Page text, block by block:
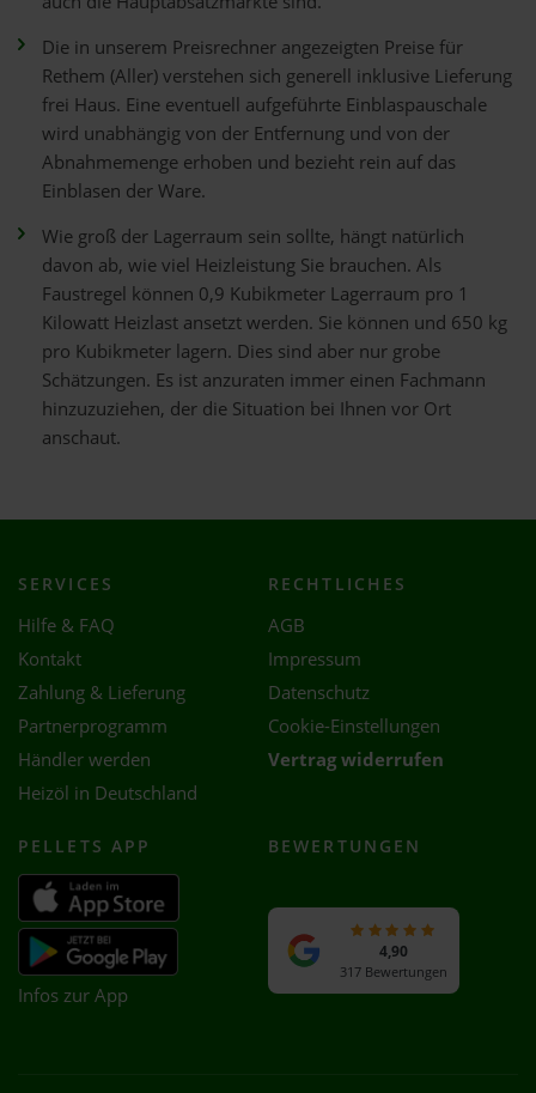
Die in unserem Preisrechner angezeigten Preise für
Rethem (Aller) verstehen sich generell inklusive Lieferung
frei Haus. Eine eventuell aufgeführte Einblaspauschale
wird unabhängig von der Entfernung und von der
Abnahmemenge erhoben und bezieht rein auf das
Einblasen der Ware.
Wie groß der Lagerraum sein sollte, hängt natürlich
davon ab, wie viel Heizleistung Sie brauchen. Als
Faustregel können 0,9 Kubikmeter Lagerraum pro 1
Kilowatt Heizlast ansetzt werden. Sie können und 650 kg
pro Kubikmeter lagern. Dies sind aber nur grobe
Schätzungen. Es ist anzuraten immer einen Fachmann
hinzuzuziehen, der die Situation bei Ihnen vor Ort
anschaut.
SERVICES
Hilfe & FAQ
Kontakt
Zahlung & Lieferung
Partnerprogramm
Händler werden
Heizöl in Deutschland
RECHTLICHES
AGB
Impressum
Datenschutz
Cookie-Einstellungen
Vertrag widerrufen
PELLETS APP
Infos zur App
BEWERTUNGEN
4,90
317 Bewertungen